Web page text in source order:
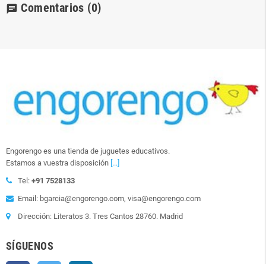
chat Comentarios (0)
Engorengo es una tienda de juguetes educativos.
Estamos a vuestra disposición [...]
Tel: +91 7528133
Email: bgarcia@engorengo.com, visa@engorengo.com
Dirección: Literatos 3. Tres Cantos 28760. Madrid
SÍGUENOS